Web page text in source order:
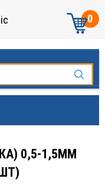
0
0,5-1,5ММ